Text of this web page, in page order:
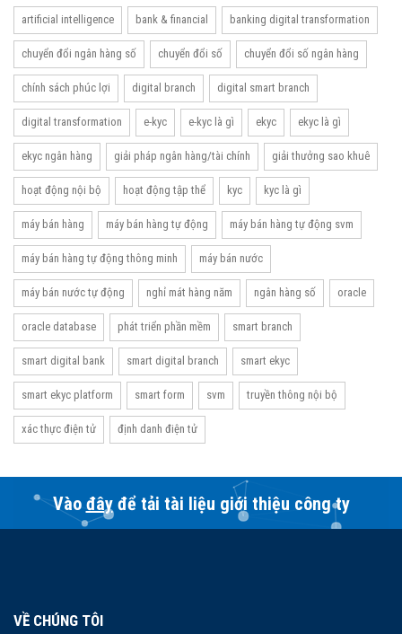
artificial intelligence bank & financial banking digital transformation
chuyển đổi ngân hàng số chuyển đổi số chuyển đổi số ngân hàng
chính sách phúc lợi digital branch digital smart branch
digital transformation e-kyc e-kyc là gì ekyc ekyc là gì
ekyc ngân hàng giải pháp ngân hàng/tài chính giải thưởng sao khuê
hoạt động nội bộ hoạt động tập thể kyc kyc là gì
máy bán hàng máy bán hàng tự động máy bán hàng tự động svm
máy bán hàng tự động thông minh máy bán nước
máy bán nước tự động nghỉ mát hàng năm ngân hàng số oracle
oracle database phát triển phần mềm smart branch
smart digital bank smart digital branch smart ekyc
smart ekyc platform smart form svm truyền thông nội bộ
xác thực điện tử định danh điện tử
Vào đâyđể tải tài liệu giới thiệu công ty
VỀ CHÚNG TÔI